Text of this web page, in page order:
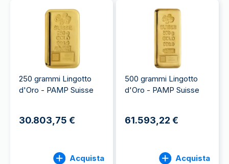
250 grammi Lingotto
d'Oro - PAMP Suisse
30.803,75 €
Acquista
500 grammi Lingotto
d'Oro - PAMP Suisse
61.593,22 €
Acquista